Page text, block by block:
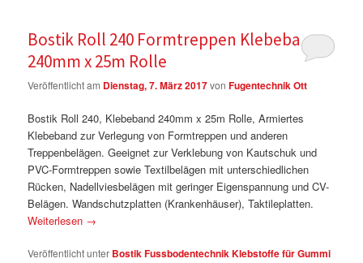
Bostik Roll 240 Formtreppen Klebeband
240mm x 25m Rolle
Veröffentlicht am Dienstag, 7. März 2017vonFugentechnik Ott
Bostik Roll 240, Klebeband 240mm x 25m Rolle, Armiertes
Klebeband zur Verlegung von Formtreppen und anderen
Treppenbelägen. Geeignet zur Verklebung von Kautschuk und
PVC-Formtreppen sowie Textilbelägen mit unterschiedlichen
Rücken, Nadellviesbelägen mit geringer Eigenspannung und CV-
Belägen. Wandschutzplatten (Krankenhäuser), Taktileplatten.
Weiterlesen →
Veröffentlicht unter Bostik Fussbodentechnik Klebstoffe für Gummi